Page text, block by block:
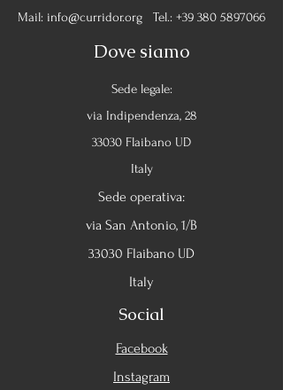
Mail: info@curridor.org Tel.: +39 380 5897066
Dove siamo
Sede legale:
via Indipendenza, 28
33030 Flaibano UD
Italy
Sede operativa:
via San Antonio, 1/B
33030 Flaibano UD
Italy
Social
Facebook
Instagram